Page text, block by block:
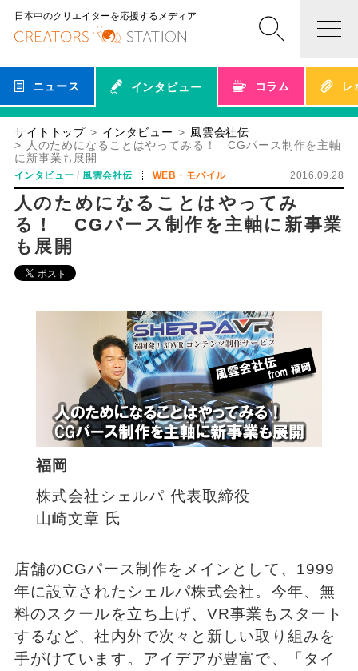
日本中のクリエイターを応援するメディア
ニュース インタビュー コラム レ
サイトトップ インタビュー
風雲会社伝
人のためになることはやってみる！ CGパース制作を主軸
に新事業も展開
インタビュー 風雲会社伝 WEB・モバイル 2016.09.28
人のためになることはやってみ
る！ CGパース制作を主軸に新事業
も展開
福岡
株式会社シェルパ 代表取締役
山崎文章 氏
店舗のCGパース制作をメインとして、1999
年に設立されたシェルパ株式会社。今年、無
料のスクールを立ち上げ、VR事業もスタート
するなど、社内外で次々と新しい取り組みを
手がけています。アイデアが豊富で、「タイ